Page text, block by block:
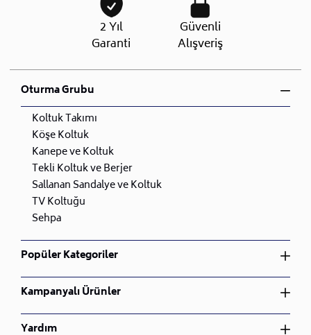
2 Yıl
Garanti
Güvenli
Alışveriş
Oturma Grubu
Koltuk Takımı
Köşe Koltuk
Kanepe ve Koltuk
Tekli Koltuk ve Berjer
Sallanan Sandalye ve Koltuk
TV Koltuğu
Sehpa
Popüler Kategoriler
Yatak Odası Takımı
Yemek Odası Takımı
Oturma Odası Takımı
Kampanyalı Ürünler
Yatak Odası Takımı
Yardım